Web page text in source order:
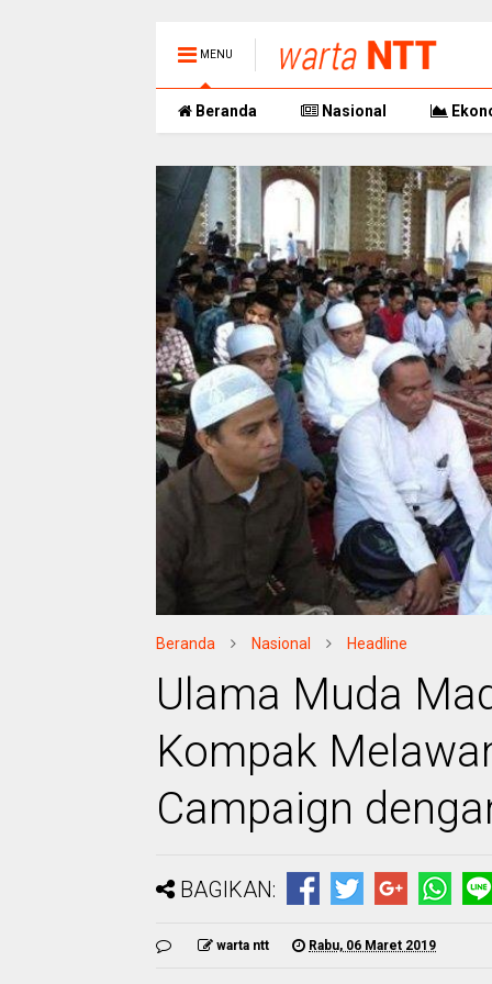
MENU
Beranda Nasional
Beranda Nasional Headline
Ulama Muda
Kompak
Campaign
BAGIKAN:
warta ntt Rabu, 06 Maret 2019